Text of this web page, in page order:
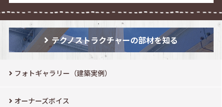
テクノストラクチャーの部材を知る
フォトギャラリー（建築実例）
オーナーズボイス